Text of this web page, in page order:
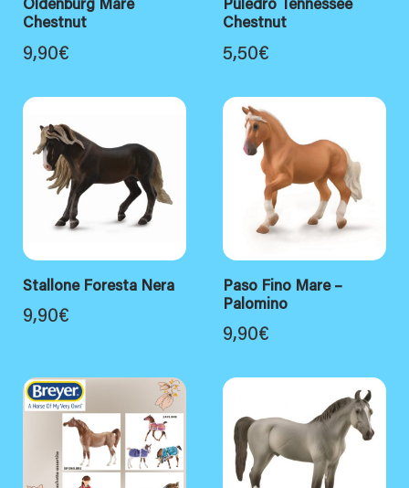
Oldenburg Mare
Chestnut
9,90€
Puledro Tennessee
Chestnut
5,50€
Stallone Foresta Nera
9,90€
Paso Fino Mare –
Palomino
9,90€